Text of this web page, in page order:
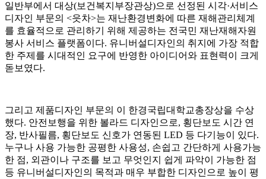
일반부에서 대상(보건복지부장관상)으로 선정된 시각·서비스
디자인 부문의 <읏차>는 재난환경변화에 따른 재해관리체계
를 효율적으로 관리하기 위해 제공하는 전국민 재난재해자원
봉사 서비스 플랫폼이다. 유니버설디자인의 취지에 가장 적합
한 주제를 시대적인 요구에 반영한 아이디어와 표현력이 크게
돋보였다.
그리고 제품디자인 부문의 이 한경국립대학교총장상을 수상
했다. 안전보행을 위한 볼라드 디자인으로, 횡단보도 시간 연
장, 반사필름, 횡단보도 신호가 연동된 LED 등 다기능이 있다.
누구나 사용 가능한 공평한 사용성, 손쉽고 간단하게 사용가능
한 점, 외관이나 구조를 보고 무엇인지 쉽게 파악이 가능한 점
등 유니버설디자인의 목적과 매우 부합한 디자인으로 높이 평